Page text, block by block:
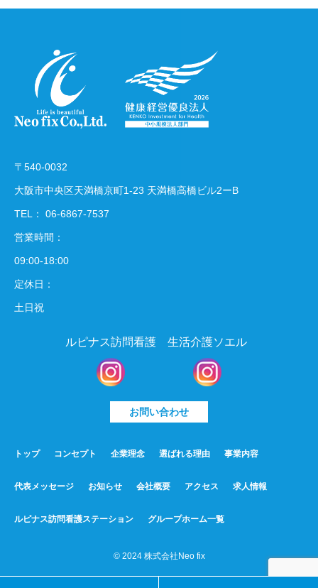
〒540-0032
大阪市中央区天満橋京町1-23 天満橋高橋ビル2ーB
TEL： 06-6867-7537
営業時間：
09:00-18:00
定休日：
土日祝
ルピナス訪問看護 生活介護ソエル
お問い合わせ
トップ コンセプト 企業理念 選ばれる理由 事業内容
代表メッセージ お知らせ 会社概要 アクセス 求人情報
ルピナス訪問看護ステーション グループホーム一覧
©︎ 2024 株式会社Neo fix